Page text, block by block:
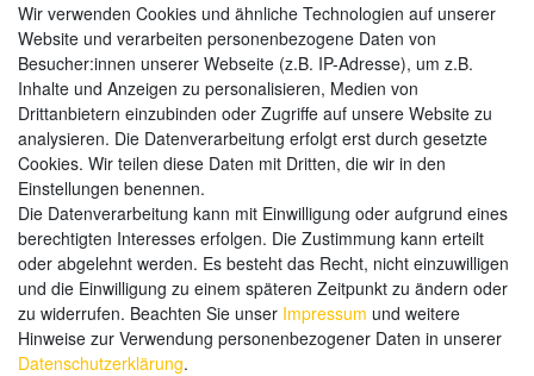
Zahlungsarten
Weitere Zahlungsarten:
Kauf auf Rechnung
Vorkasse
Hier sind wir
Wir verwenden Cookies und ähnliche Technologien auf unserer
Website und verarbeiten personenbezogene Daten von
Besucher:innen unserer Webseite (z.B. IP-Adresse), um z.B.
Inhalte und Anzeigen zu personalisieren, Medien von
Drittanbietern einzubinden oder Zugriffe auf unsere Website zu
analysieren. Die Datenverarbeitung erfolgt erst durch gesetzte
Cookies. Wir teilen diese Daten mit Dritten, die wir in den
Einstellungen benennen.
Die Datenverarbeitung kann mit Einwilligung oder aufgrund eines
berechtigten Interesses erfolgen. Die Zustimmung kann erteilt
oder abgelehnt werden. Es besteht das Recht, nicht einzuwilligen
und die Einwilligung zu einem späteren Zeitpunkt zu ändern oder
zu widerrufen. Beachten Sie unser Impressum und weitere
Hinweise zur Verwendung personenbezogener Daten in unserer
Daten­schutz­erklärung.